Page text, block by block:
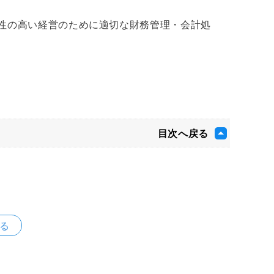
高い経営のために適切な財務管理・会計処
目次へ戻る